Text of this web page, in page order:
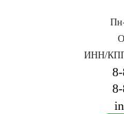
ИНН/КПП